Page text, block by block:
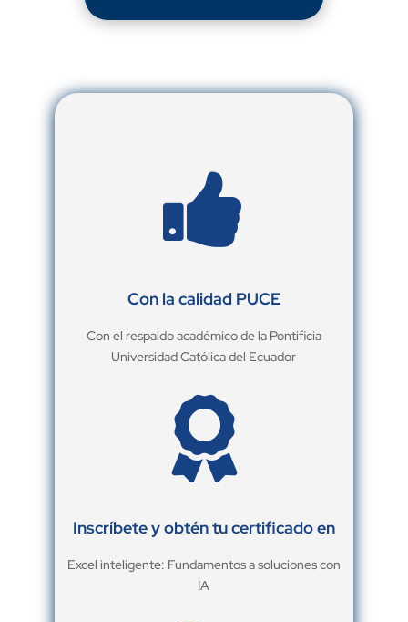

Con la calidad PUCE
Con el respaldo académico de la Pontificia
Universidad Católica del Ecuador

Inscríbete y obtén tu certificado en
Excel inteligente: Fundamentos a soluciones con
IA